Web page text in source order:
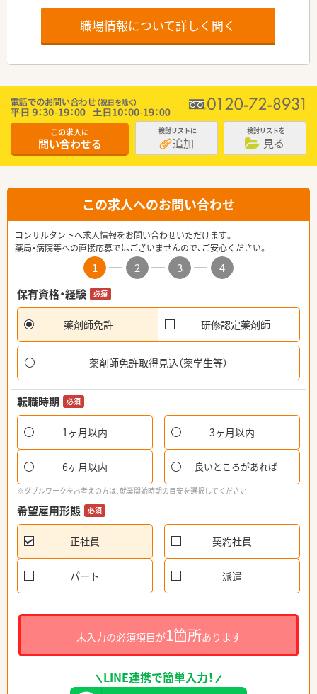
職場情報について詳しく聞く
この求人に
問い合わせる
検討リストに
追加
検討リストを
見る
この求人へのお問い合わせ
コンサルタントへ求人情報をお問い合わせいただけます。
薬局・病院等への直接応募ではございませんので、ご安心ください。
1 2 3
4
保有資格・経験
必須
薬剤師免許 研修認定薬剤師
薬剤師免許取得見込（薬学生等）
転職時期 必須
1ヶ月以内 3ヶ月以内
6ヶ月以内 良いところがあれば
※ダブルワークをお考えの方は、就業開始時期の目安を選択してください
希望雇用形態 必須
正社員 契約社員
パート 派遣
未入力の必須項目が1箇所あります
LINE連携で簡単入力！